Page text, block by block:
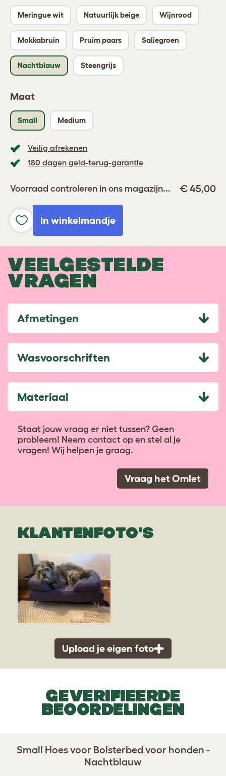
Meringue wit Natuurlijk beige Wijnrood
Mokkabruin Pruim paars Saliegroen
Nachtblauw Steengrijs
Maat
Small Medium
Veilig afrekenen
180 dagen geld-terug-garantie
Voorraad controleren in ons magazijn... € 45,00
In winkelmandje
VEELGESTELDE
VRAGEN
Afmetingen
Wasvoorschriften
Materiaal
Staat jouw vraag er niet tussen? Geen
probleem! Neem contact op en stel al je
vragen! Wij helpen je graag.
Vraag het Omlet
KLANTENFOTO'S
Upload je eigen foto
GEVERIFIEERDE
BEOORDELINGEN
Small Hoes voor Bolsterbed voor honden -
Nachtblauw